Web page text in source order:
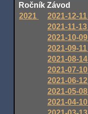
Ročník Závod
2021
2021-12-11
2021-11-13
2021-10-09
2021-09-11
2021-08-14
2021-07-10
2021-06-12
2021-05-08
2021-04-10